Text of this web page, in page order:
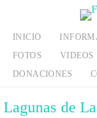
contenido
INICIO
FOTOS
VIDEOS
DONACIONES
Lagunas de